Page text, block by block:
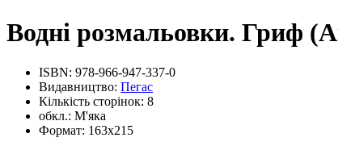
Водні розмальовки. Гриф
ISBN: 978-966-947-337-0
Видавництво: Пегас
Кількість сторінок: 8
обкл.: М'яка
Формат: 163х215